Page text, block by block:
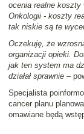
ocenia realne koszty
Onkologii - koszty
tak niskie są te
Oczekuję, że
organizacji opieki.
jak ten system ma
działał sprawnie –
Specjalista
cancer planu
omawiane będą